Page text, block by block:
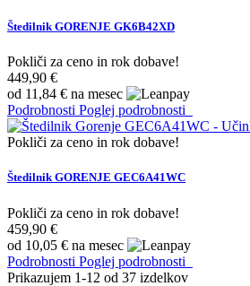
Štedilnik GORENJE GK6B42XD
Pokliči za ceno in rok dobave!
449,90 €
od 11,84 € na mesec
Podrobnosti Poglej podrobnosti
Pokliči za ceno in rok dobave!
Štedilnik GORENJE GEC6A41WC
Pokliči za ceno in rok dobave!
459,90 €
od 10,05 € na mesec
Podrobnosti Poglej podrobnosti
Prikazujem 1-12 od 37 izdelkov